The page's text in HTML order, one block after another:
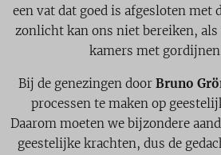
een vat dat goed is afgesloten met
zonlicht kan ons niet bereiken, als
kamers met
Bij de genezingen door Bruno
processen te maken op
Daarom moeten we bijzondere
geestelijke krachten, dus de